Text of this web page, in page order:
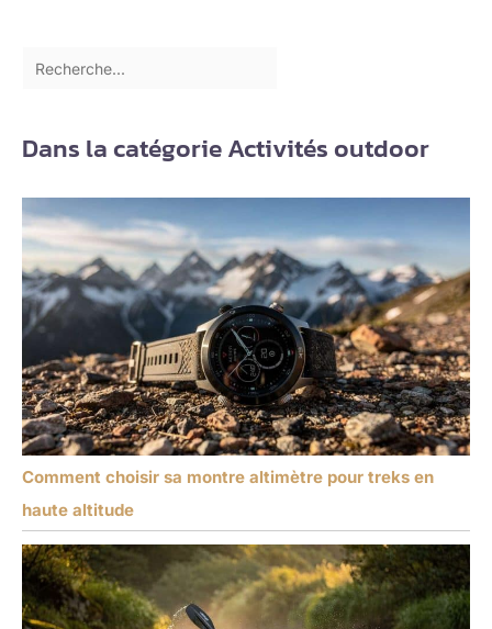
Dans la catégorie Activités outdoor
Comment choisir sa montre altimètre pour treks en
haute altitude